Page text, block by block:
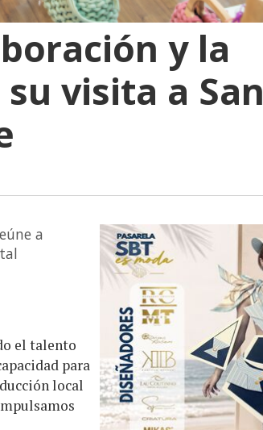
y la
visita a San
a
el talento
para
local